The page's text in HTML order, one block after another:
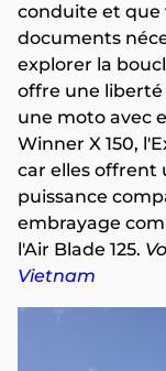
conduite et que
documents
explorer la
offre une
une moto avec
Winner X 150,
car elles offrent
puissance
embrayage
l'Air Blade 125.
Vietnam